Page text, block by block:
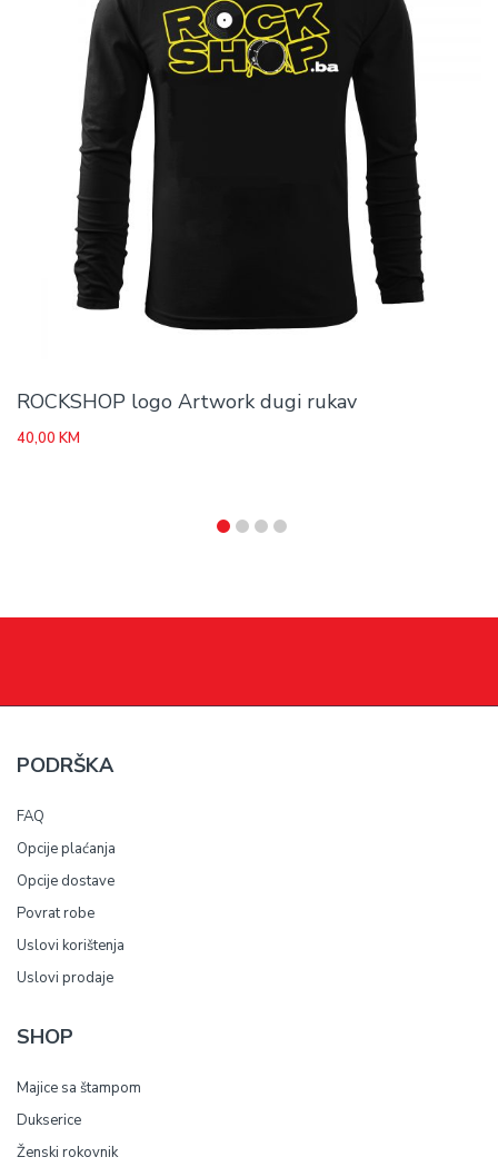
ROCKSHOP logo Artwork dugi rukav
40,00 KM
PODRŠKA
FAQ
Opcije plaćanja
Opcije dostave
Povrat robe
Uslovi korištenja
Uslovi prodaje
SHOP
Majice sa štampom
Dukserice
Ženski rokovnik